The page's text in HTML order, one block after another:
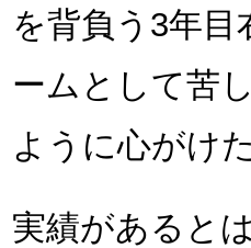
を背負う3年
ームとして苦
ように心がけ
実績があると